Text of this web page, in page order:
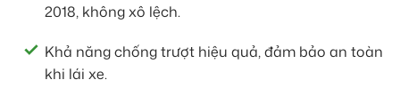
2018, không xô lệch.
Khả năng chống trượt hiệu quả, đảm bảo an toàn
khi lái xe.